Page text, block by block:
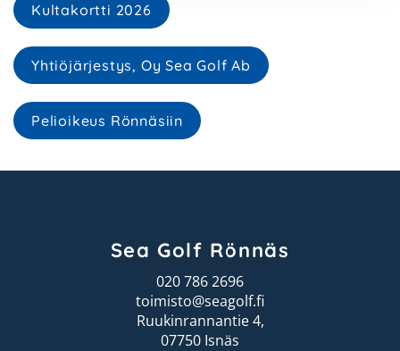
Kultakortti 2026
Yhtiöjärjestys, Oy Sea Golf Ab
Pelioikeus Rönnäsiin
Sea Golf Rönnäs
020 786 2696
toimisto@seagolf.fi
Ruukinrannantie 4,
07750 Isnäs